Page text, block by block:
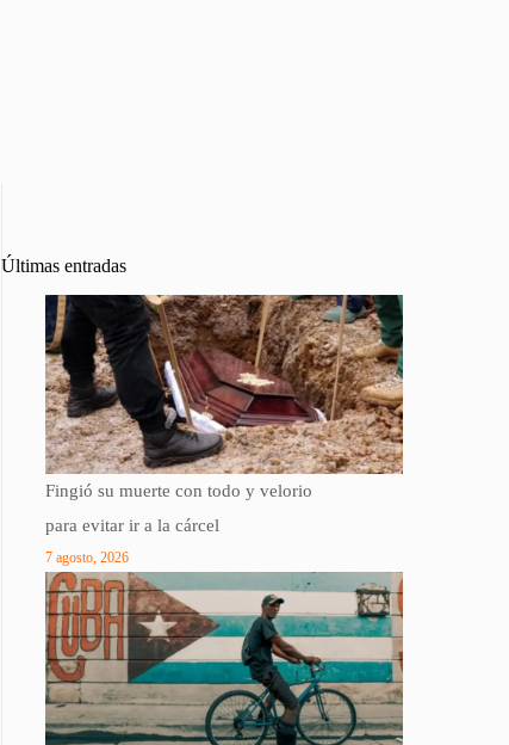
Últimas entradas
Fingió su muerte con todo y velorio
para evitar ir a la cárcel
7 agosto, 2026